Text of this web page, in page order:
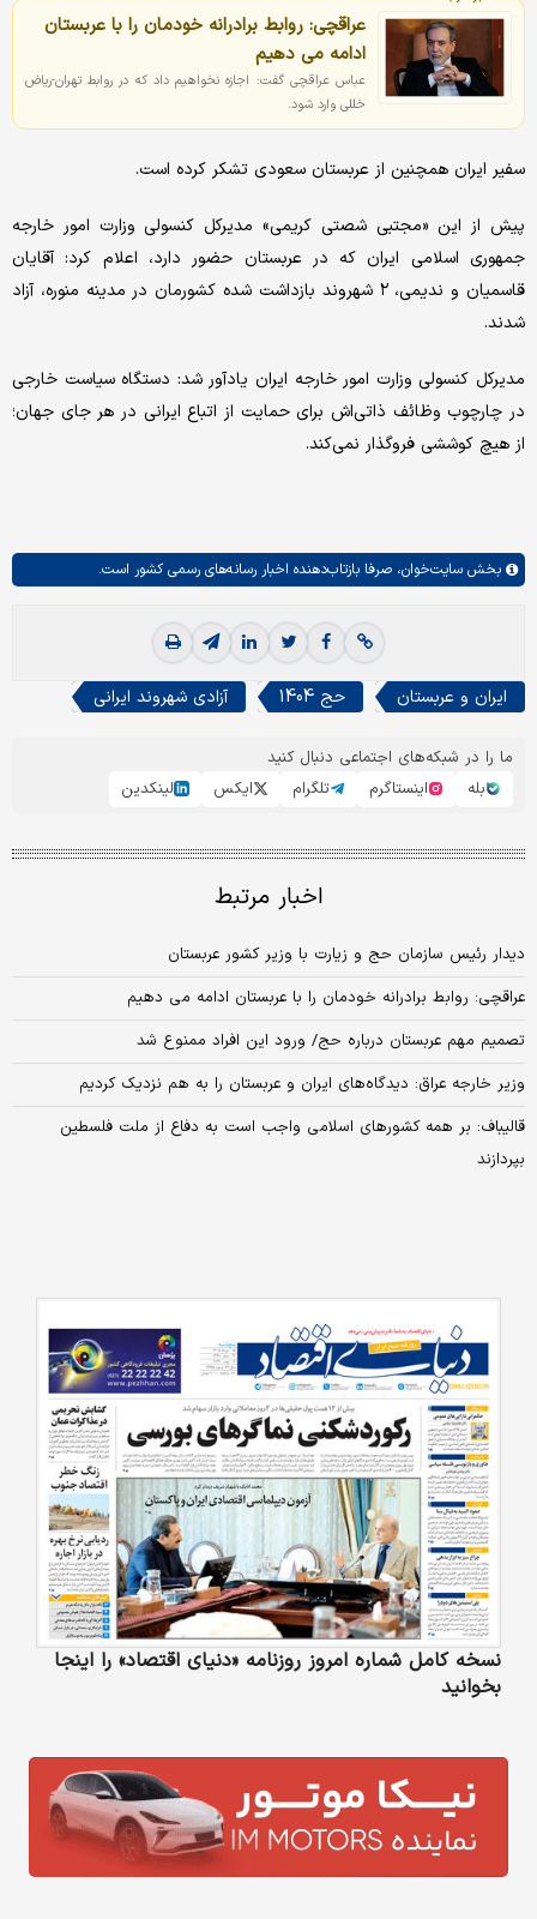
عراقچی: روابط برادرانه خودمان را با عربستان
ادامه می دهیم
عباس عراقچی گفت: اجازه نخواهیم داد که در روابط تهران-ریاض
خللی وارد شود.
سفیر ایران همچنین از عربستان سعودی تشکر کرده است.
پیش از این «مجتبی شصتی کریمی» ­مدیرکل کنسولی وزارت امور خارجه
جمهوری اسلامی ایران که در عربستان حضور دارد، اعلام کرد: آقایان
قاسمیان و ندیمی، ۲ شهروند بازداشت شده کشورمان در مدینه منوره، آزاد
شدند.
مدیرکل کنسولی وزارت امور خارجه ایران یادآور شد: دستگاه سیاست خارجی
در چارچوب وظائف ذاتی‌اش برای حمایت از اتباع ایرانی در هر جای جهان؛
از هیچ کوششی فروگذار نمی‌کند.
بخش سایت‌خوان، صرفا بازتاب‌دهنده اخبار رسانه‌های رسمی کشور است.
ایران و عربستان حج 1404 آزادی شهروند ایرانی
ما را در شبکه‌های اجتماعی دنبال کنید
بله
اینستاگرم تلگرام ایکس لینکدین
اخبار مرتبط
دیدار رئیس سازمان حج و زیارت با وزیر کشور عربستان
عراقچی: روابط برادرانه خودمان را با عربستان ادامه می دهیم
تصمیم مهم عربستان درباره حج/ ورود این افراد ممنوع شد
وزیر خارجه عراق: دیدگاه‌های ایران و عربستان را به هم نزدیک کردیم
قالیباف: بر همه کشورهای اسلامی واجب است به دفاع از ملت فلسطین
بپردازند
نسخه کامل شماره امروز روزنامه «دنیای‌ اقتصاد» را اینجا
بخوانید